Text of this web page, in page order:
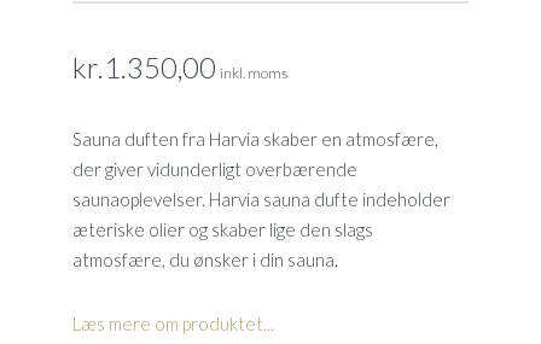
kr.1.350,00 inkl. moms
Sauna duften fra Harvia skaber en atmosfære,
der giver vidunderligt overbærende
saunaoplevelser. Harvia sauna dufte indeholder
æteriske olier og skaber lige den slags
atmosfære, du ønsker i din sauna.
Læs mere om produktet...